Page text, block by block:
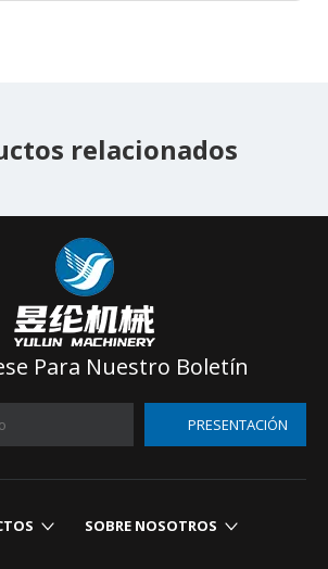
relacionados
Para Nuestro Boletín
PRESENTACIÓN
SOBRE NOSOTROS